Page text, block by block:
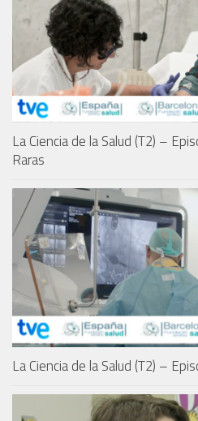
La Ciencia de la Salud (T2) –
Raras
La Ciencia de la Salud (T2) –